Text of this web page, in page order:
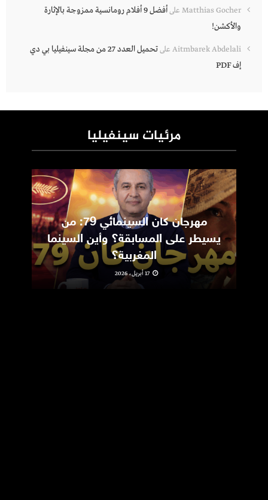
Matthias Gocher على
أفضل 9 أفلام رومانسية ممزوجة بالإثارة
والأكشن!
Aitmbarek Abdelali على
تحميل العدد 27 من مجلة سينفيليا بي دي
إف PDF
مرئيات سينفيليا
مهرجان كان السينمائي 79: من
يسيطر على المسابقة؟ وأين السينما
المغربية؟
17 أبريل، 2026